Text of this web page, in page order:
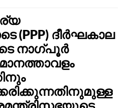
(PPP) ദീർഘകാല
നാഗ്പൂർ